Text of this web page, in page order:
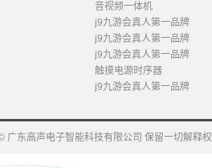
音视频一体机
j9九游会真人第一品牌
j9九游会真人第一品牌
j9九游会真人第一品牌
触摸电源时序器
j9九游会真人第一品牌
广东高声电子智能科技有限公司 保留一切解释